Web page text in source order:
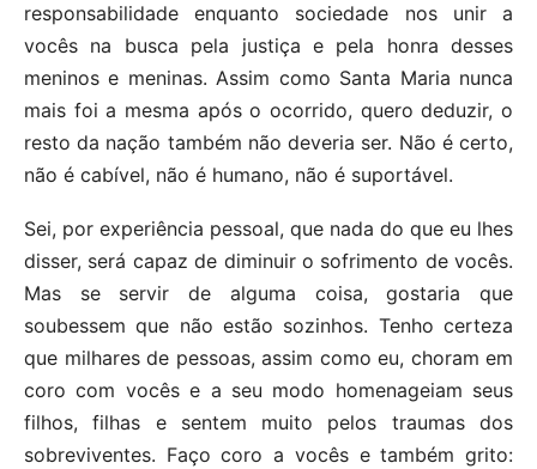
responsabilidade enquanto sociedade nos unir a
vocês na busca pela justiça e pela honra desses
meninos e meninas. Assim como Santa Maria nunca
mais foi a mesma após o ocorrido, quero deduzir, o
resto da nação também não deveria ser. Não é certo,
não é cabível, não é humano, não é suportável.
Sei, por experiência pessoal, que nada do que eu lhes
disser, será capaz de diminuir o sofrimento de vocês.
Mas se servir de alguma coisa, gostaria que
soubessem que não estão sozinhos. Tenho certeza
que milhares de pessoas, assim como eu, choram em
coro com vocês e a seu modo homenageiam seus
filhos, filhas e sentem muito pelos traumas dos
sobreviventes. Faço coro a vocês e também grito: